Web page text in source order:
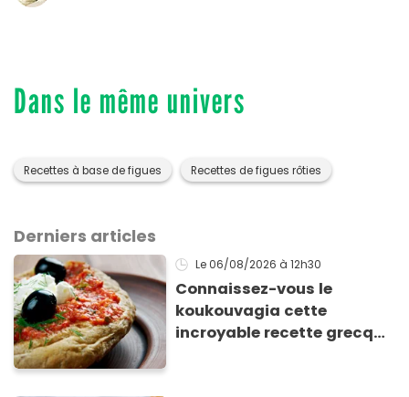
Dans le même univers
Recettes à base de figues Recettes de figues rôties
Derniers articles
Le 06/08/2026 à 12h30
Connaissez-vous le
koukouvagia cette
incroyable recette grecque